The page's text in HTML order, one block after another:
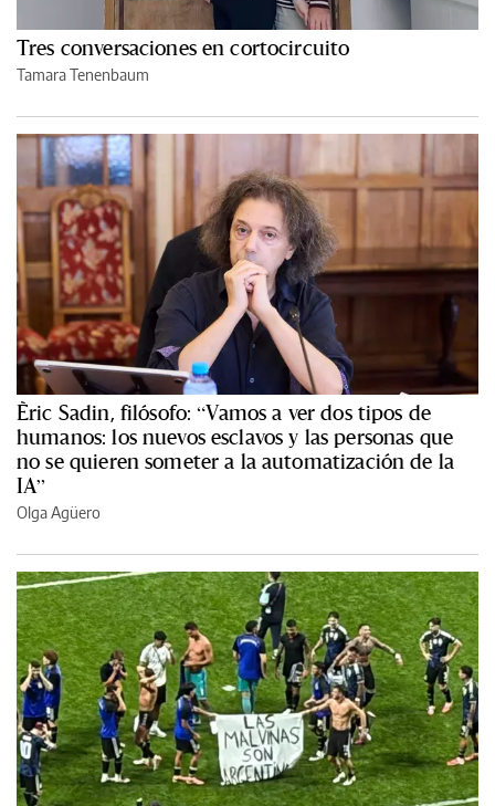
Tres conversaciones en cortocircuito
Tamara Tenenbaum
Èric Sadin, filósofo: “Vamos a ver dos tipos de
humanos: los nuevos esclavos y las personas que
no se quieren someter a la automatización de la
IA”
Olga Agüero